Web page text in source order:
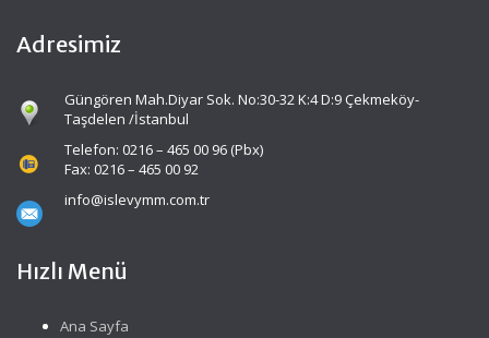
Adresimiz
Güngören Mah.Diyar Sok. No:30-32 K:4 D:9 Çekmeköy-
Taşdelen /İstanbul
Telefon: 0216 – 465 00 96 (Pbx)
Fax: 0216 – 465 00 92
info@islevymm.com.tr
Hızlı Menü
Ana Sayfa